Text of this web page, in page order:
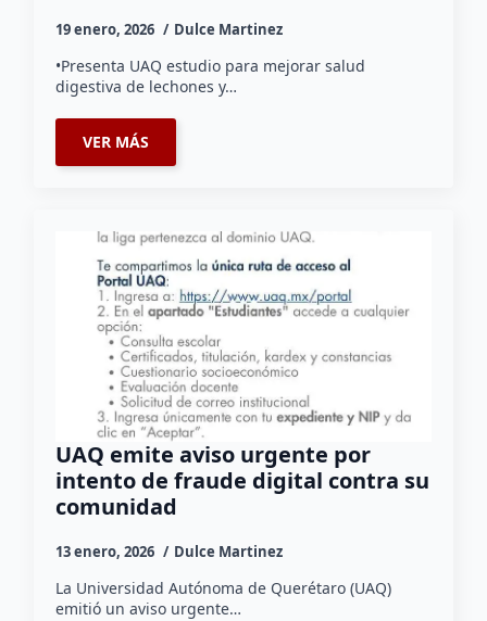
19 enero, 2026 Dulce Martinez
•Presenta UAQ estudio para mejorar salud
digestiva de lechones y…
VER MÁS
UAQ emite aviso urgente por
intento de fraude digital contra su
comunidad
13 enero, 2026 Dulce Martinez
La Universidad Autónoma de Querétaro (UAQ)
emitió un aviso urgente…